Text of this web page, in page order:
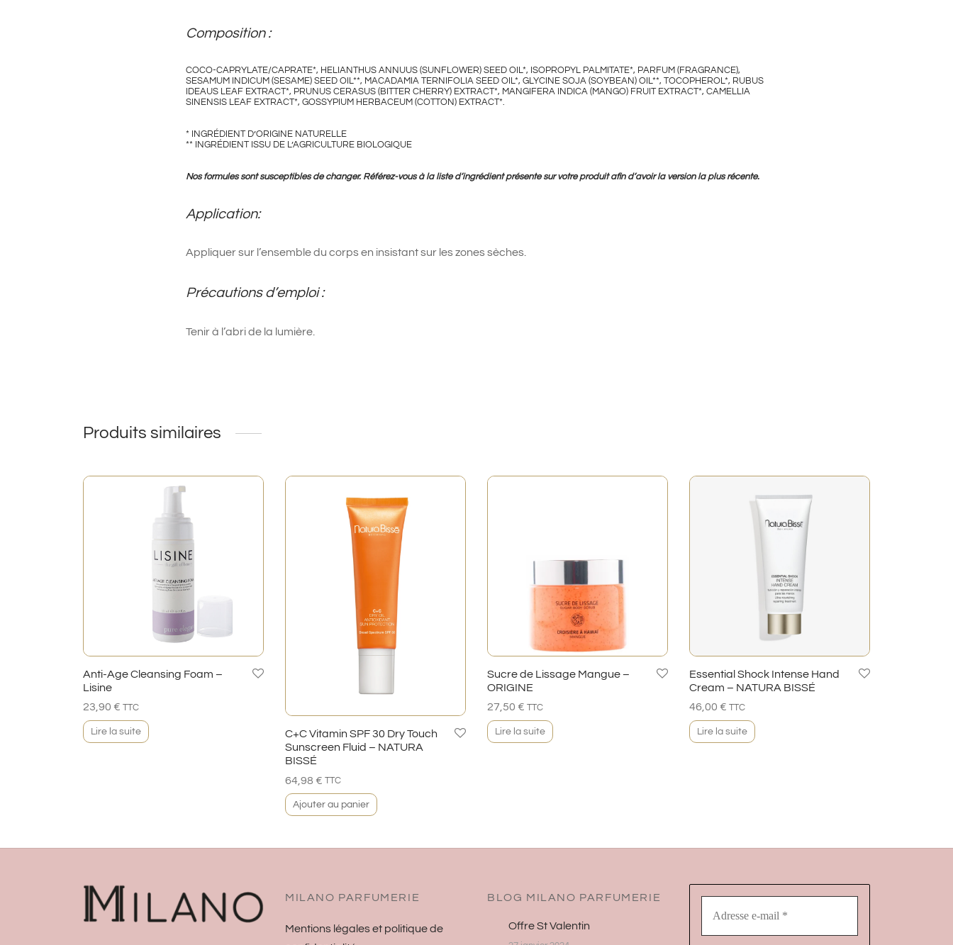
Composition :
COCO-CAPRYLATE/CAPRATE*, HELIANTHUS ANNUUS (SUNFLOWER) SEED OIL*, ISOPROPYL PALMITATE*, PARFUM (FRAGRANCE),
SESAMUM INDICUM (SESAME) SEED OIL**, MACADAMIA TERNIFOLIA SEED OIL*, GLYCINE SOJA (SOYBEAN) OIL**, TOCOPHEROL*, RUBUS
IDEAUS LEAF EXTRACT*, PRUNUS CERASUS (BITTER CHERRY) EXTRACT*, MANGIFERA INDICA (MANGO) FRUIT EXTRACT*, CAMELLIA
SINENSIS LEAF EXTRACT*, GOSSYPIUM HERBACEUM (COTTON) EXTRACT*.
* INGRÉDIENT D’ORIGINE NATURELLE
** INGRÉDIENT ISSU DE L’AGRICULTURE BIOLOGIQUE
Nos formules sont susceptibles de changer. Référez-vous à la liste d’ingrédient présente sur votre produit afin d’avoir la version la plus récente.
Application:
Appliquer sur l’ensemble du corps en insistant sur les zones sèches.
Précautions d’emploi :
Tenir à l’abri de la lumière.
Produits similaires
Anti-Age Cleansing Foam –
Lisine
23,90 € TTC
Lire la suite
C+C Vitamin SPF 30 Dry Touch
Sunscreen Fluid – NATURA
BISSÉ
64,98 € TTC
Ajouter au panier
Sucre de Lissage Mangue –
ORIGINE
27,50 € TTC
Lire la suite
Essential Shock Intense Hand
Cream – NATURA BISSÉ
46,00 € TTC
Lire la suite
MILANO PARFUMERIE
Mentions légales et politique de
BLOG MILANO PARFUMERIE
Offre St Valentin